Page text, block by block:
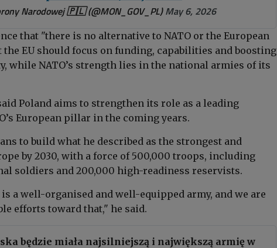
Narodowej 🇵🇱 (@MON_GOV_PL)May 6, 2026
that "there is no alternative to NATO or the European
the EU should focus on funding, capabilities and boosting
while NATO’s strength lies in the national armies of its
Poland aims to strengthen its role as a leading
European pillar in the coming years.
to build what he described as the strongest and
by 2030, with a force of 500,000 troops, including
soldiers and 200,000 high-readiness reservists.
a well-organised and well-equipped army, and we are
efforts toward that," he said.
będzie miała najsilniejszą i największą armię w